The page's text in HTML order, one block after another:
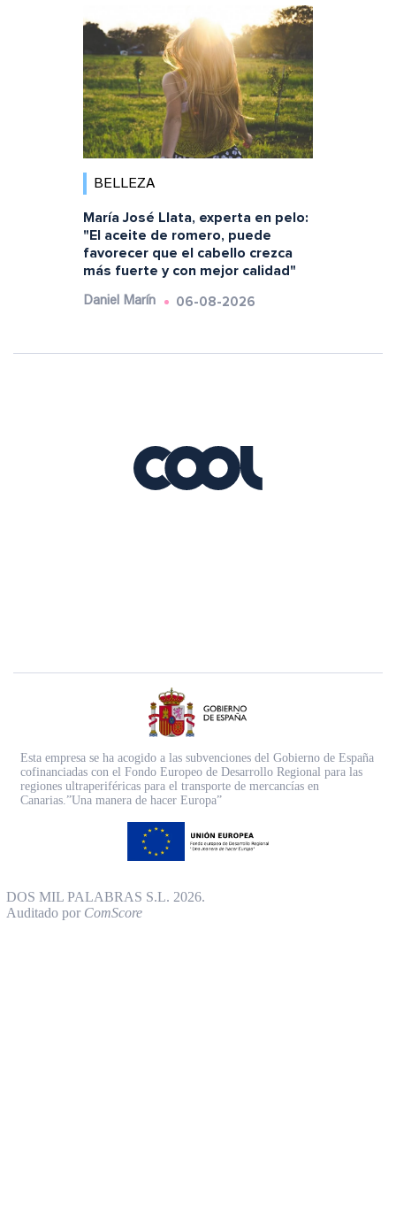
BELLEZA
María José Llata, experta en pelo:
"El aceite de romero, puede
favorecer que el cabello crezca
más fuerte y con mejor calidad"
Daniel Marín 06-08-2026
Esta empresa se ha acogido a las subvenciones del Gobierno de España
cofinanciadas con el Fondo Europeo de Desarrollo Regional para las
regiones ultraperiféricas para el transporte de mercancías en
Canarias.”Una manera de hacer Europa”
DOS MIL PALABRAS S.L. 2026.
Auditado por ComScore